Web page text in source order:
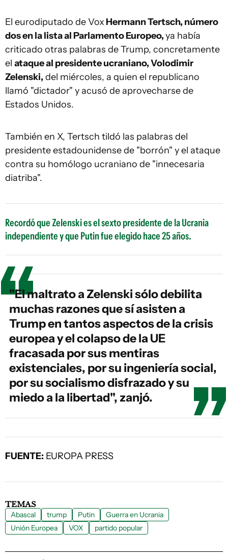
El eurodiputado de Vox Hermann Tertsch, número
dos en la lista al Parlamento Europeo,ya había
criticado otras palabras de Trump, concretamente
el ataque al presidente ucraniano, Volodimir
Zelenski, del miércoles, a quien el republicano
llamó "dictador" y acusó de aprovecharse de
Estados Unidos.
También en X, Tertsch tildó las palabras del
presidente estadounidense de "borrón" y el ataque
contra su homólogo ucraniano de "innecesaria
diatriba".
Recordó que Zelenski es el sexto presidente de la Ucrania
independiente y que Putin fue elegido hace 25 años.
"El maltrato a Zelenski sólo debilita
muchas razones que sí asisten a
Trump en tantos aspectos de la crisis
europea y el colapso de la UE
fracasada por sus mentiras
existenciales, por su ingeniería social,
por su socialismo disfrazado y su
miedo a la libertad", zanjó.
FUENTE: EUROPA PRESS
TEMAS
Abascal trump Putin
Guerra en Ucrania
Unión Europea
VOX partido popular